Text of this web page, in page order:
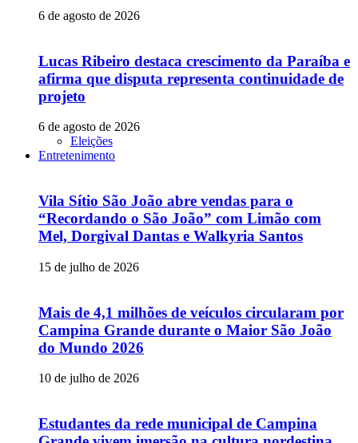
6 de agosto de 2026
Lucas Ribeiro destaca crescimento da Paraíba e
afirma que disputa representa continuidade de
projeto
6 de agosto de 2026
Eleições
Entretenimento
Vila Sítio São João abre vendas para o
“Recordando o São João” com Limão com
Mel, Dorgival Dantas e Walkyria Santos
15 de julho de 2026
Mais de 4,1 milhões de veículos circularam por
Campina Grande durante o Maior São João
do Mundo 2026
10 de julho de 2026
Estudantes da rede municipal de Campina